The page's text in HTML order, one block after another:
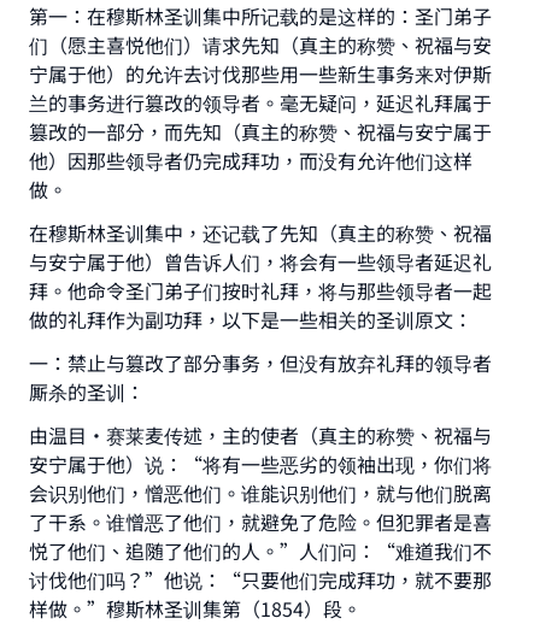
第一：在穆斯林圣训集中所记载的是这样的：圣门弟子
们（愿主喜悦他们）请求先知（真主的称赞、祝福与安
宁属于他）的允许去讨伐那些用一些新生事务来对伊斯
兰的事务进行篡改的领导者。毫无疑问，延迟礼拜属于
篡改的一部分，而先知（真主的称赞、祝福与安宁属于
他）因那些领导者仍完成拜功，而没有允许他们这样
做。
在穆斯林圣训集中，还记载了先知（真主的称赞、祝福
与安宁属于他）曾告诉人们，将会有一些领导者延迟礼
拜。他命令圣门弟子们按时礼拜，将与那些领导者一起
做的礼拜作为副功拜，以下是一些相关的圣训原文：
一：禁止与篡改了部分事务，但没有放弃礼拜的领导者
厮杀的圣训：
由温目·赛莱麦传述，主的使者（真主的称赞、祝福与
安宁属于他）说：“将有一些恶劣的领袖出现，你们将
会识别他们，憎恶他们。谁能识别他们，就与他们脱离
了干系。谁憎恶了他们，就避免了危险。但犯罪者是喜
悦了他们、追随了他们的人。”人们问：“难道我们不
讨伐他们吗？”他说：“只要他们完成拜功，就不要那
样做。”穆斯林圣训集第（1854）段。